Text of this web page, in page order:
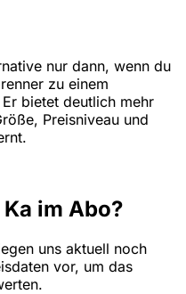
nur dann, wenn du
zu einem
bietet deutlich mehr
Preisniveau und
im Abo?
uns aktuell noch
vor, um das